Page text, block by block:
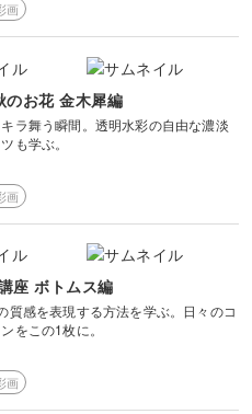
画
のお花 金木犀編
ラ舞う瞬間。透明水彩の自由な濃淡
も学ぶ。
画
座 ボトムス編
感を表現する方法を学ぶ。日々のコ
をこの1枚に。
画